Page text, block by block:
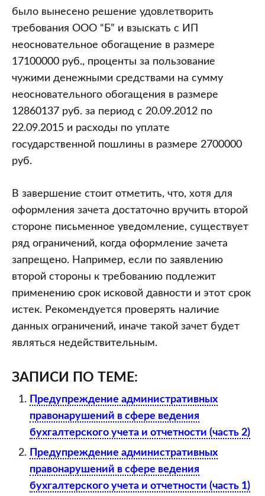
было вынесено решение удовлетворить
требования ООО “Б” и взыскать с ИП
неосновательное обогащение в размере
17100000 руб., проценты за пользование
чужими денежными средствами на сумму
неосновательного обогащения в размере
12860137 руб. за период с 20.09.2012 по
22.09.2015 и расходы по уплате
государственной пошлины в размере 2700000
руб.
В завершение стоит отметить, что, хотя для
оформления зачета достаточно вручить второй
стороне письменное уведомление, существует
ряд ограничений, когда оформление зачета
запрещено. Например, если по заявлению
второй стороны к требованию подлежит
применению срок исковой давности и этот срок
истек. Рекомендуется проверять наличие
данных ограничений, иначе такой зачет будет
являться недействительным.
ЗАПИСИ ПО ТЕМЕ:
Предупреждение административных
правонарушений в сфере ведения
бухгалтерского учета и отчетности (часть 2)
Предупреждение административных
правонарушений в сфере ведения
бухгалтерского учета и отчетности (часть 1)